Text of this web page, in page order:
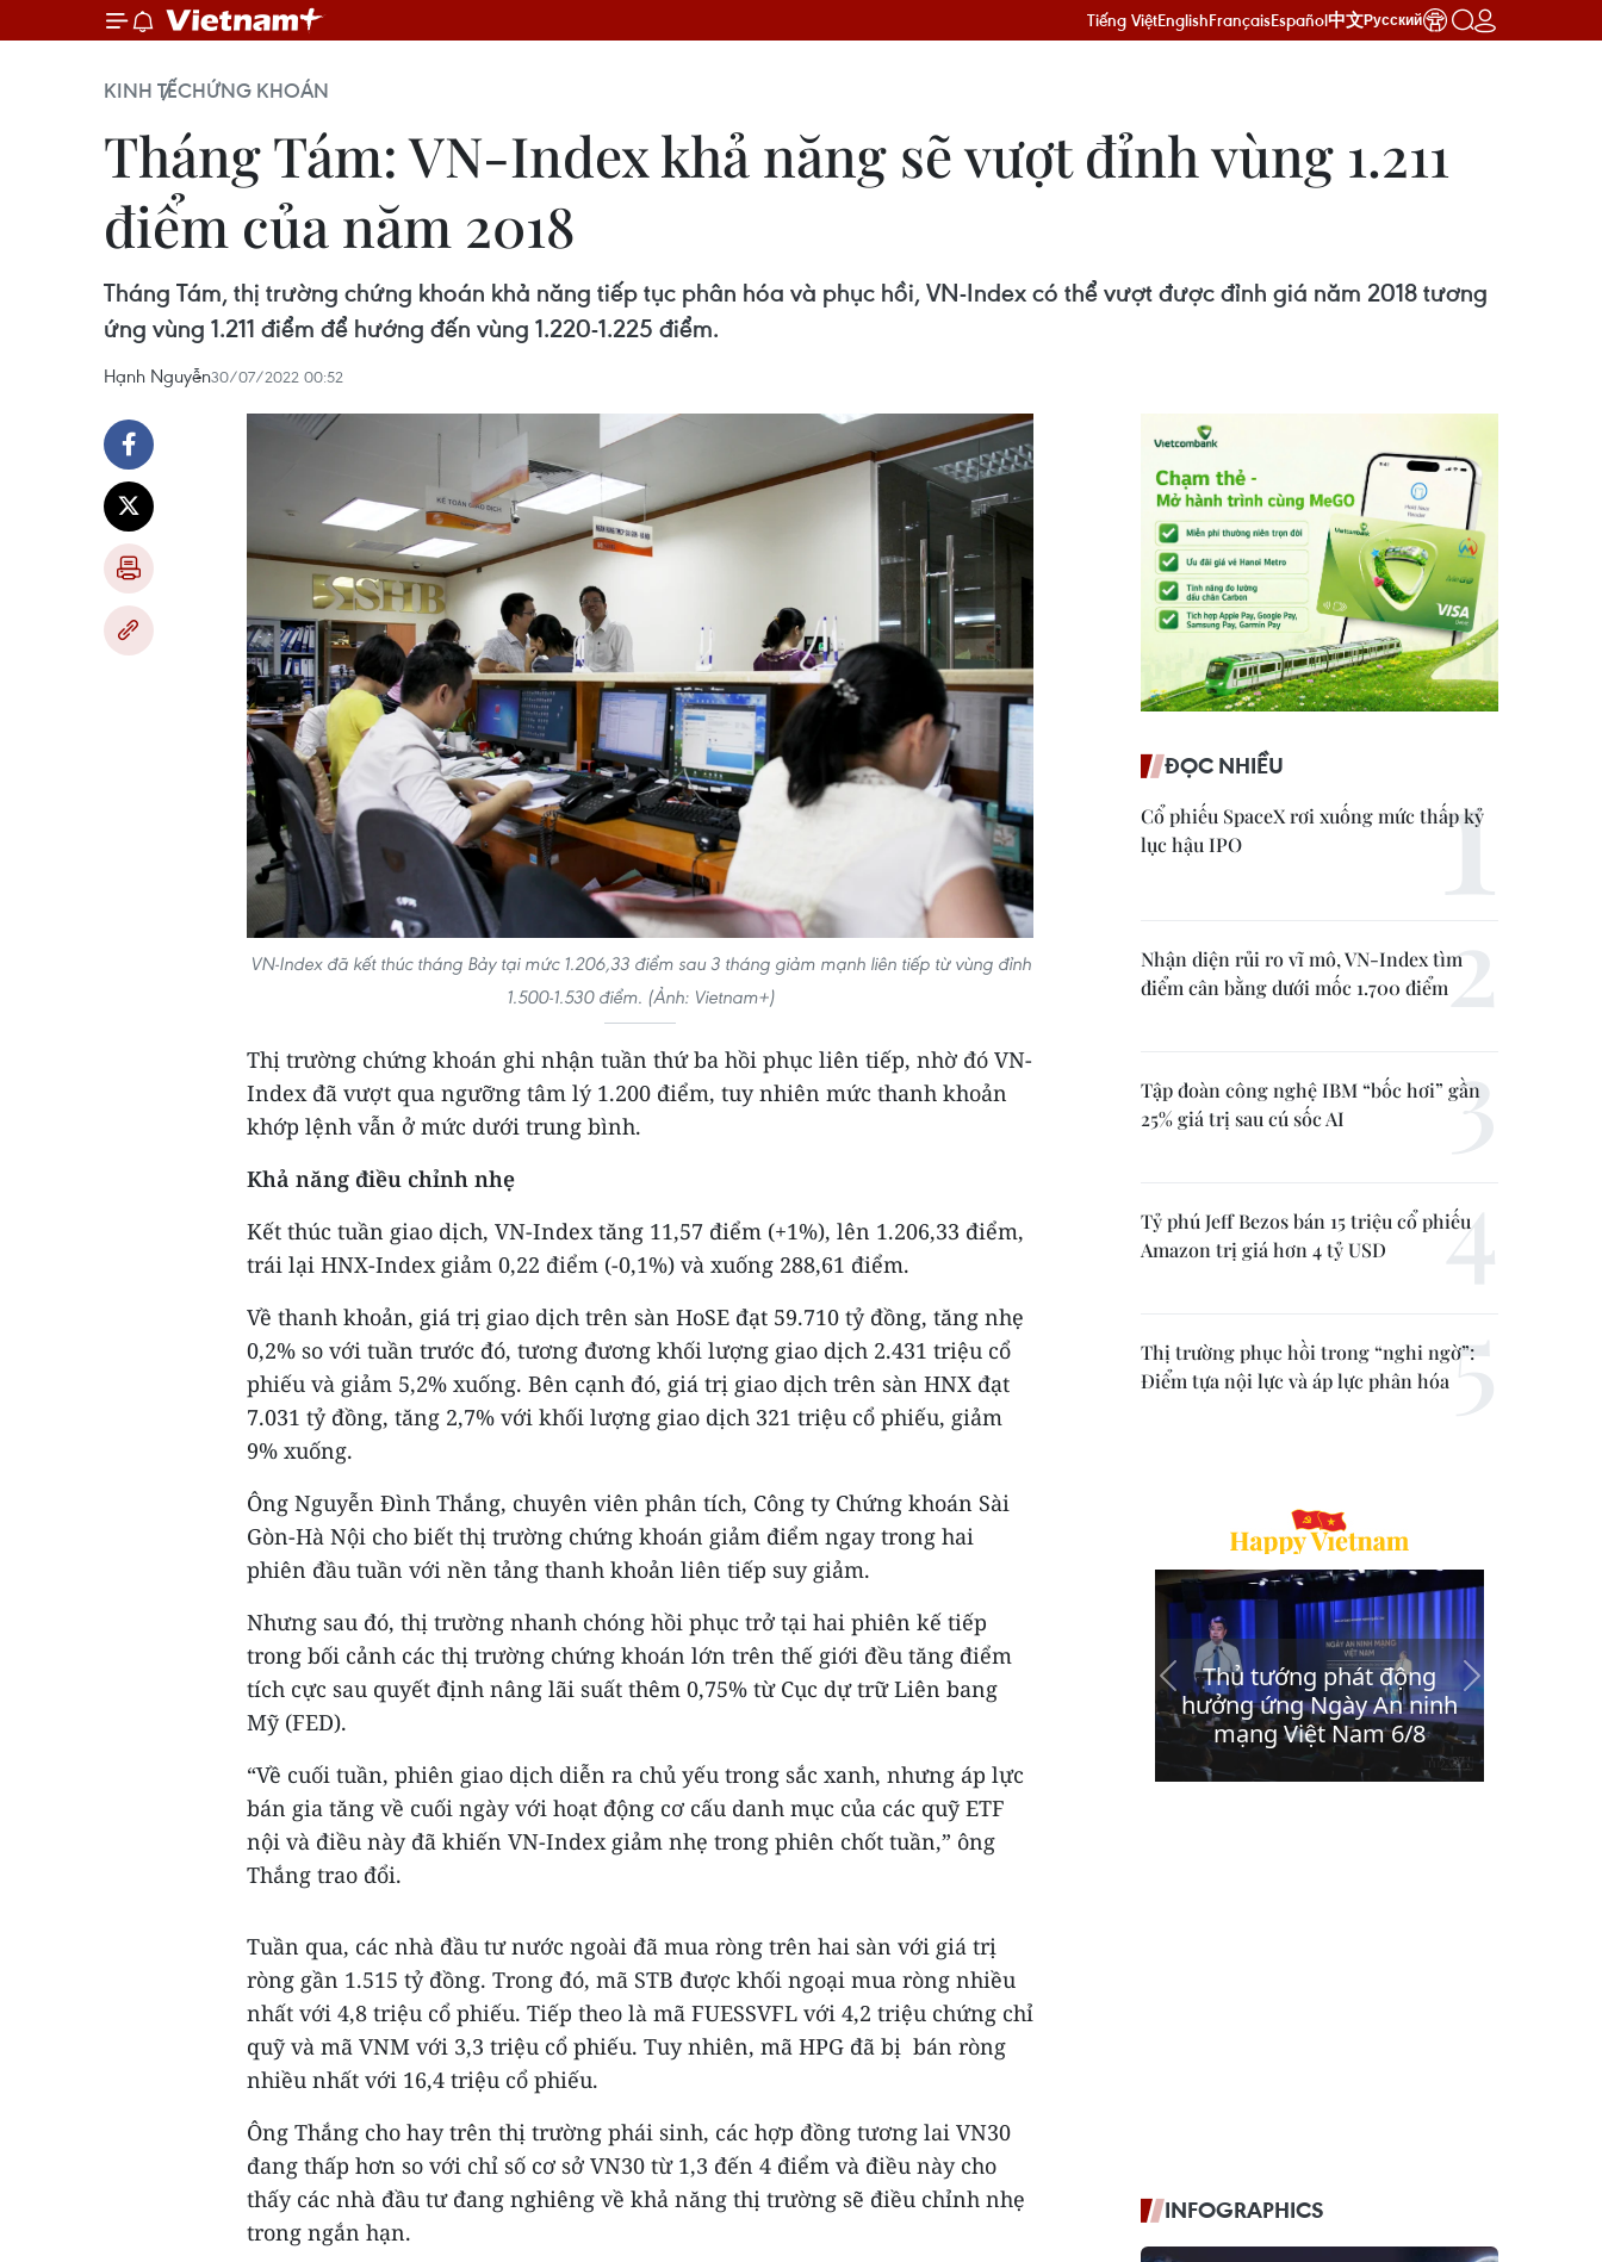
Tiếng ViệtEnglishFrançaisEspañol中文Русский
KINH TẾCHỨNG KHOÁN
Tháng Tám: VN-Index khả năng sẽ vượt đỉnh vùng 1.211
điểm của năm 2018
Tháng Tám, thị trường chứng khoán khả năng tiếp tục phân hóa và phục hồi, VN-Index có thể vượt được đỉnh giá năm 2018 tương
ứng vùng 1.211 điểm để hướng đến vùng 1.220-1.225 điểm.
Hạnh Nguyễn30/07/2022 00:52
VN-Index đã kết thúc tháng Bảy tại mức 1.206,33 điểm sau 3 tháng giảm mạnh liên tiếp từ vùng đỉnh
1.500-1.530 điểm. (Ảnh: Vietnam+)
Thị trường chứng khoán ghi nhận tuần thứ ba hồi phục liên tiếp, nhờ đó VN-
Index đã vượt qua ngưỡng tâm lý 1.200 điểm, tuy nhiên mức thanh khoản
khớp lệnh vẫn ở mức dưới trung bình.
Khả năng điều chỉnh nhẹ
Kết thúc tuần giao dịch, VN-Index tăng 11,57 điểm (+1%), lên 1.206,33 điểm,
trái lại HNX-Index giảm 0,22 điểm (-0,1%) và xuống 288,61 điểm.
Về thanh khoản, giá trị giao dịch trên sàn HoSE đạt 59.710 tỷ đồng, tăng nhẹ
0,2% so với tuần trước đó, tương đương khối lượng giao dịch 2.431 triệu cổ
phiếu và giảm 5,2% xuống. Bên cạnh đó, giá trị giao dịch trên sàn HNX đạt
7.031 tỷ đồng, tăng 2,7% với khối lượng giao dịch 321 triệu cổ phiếu, giảm
9% xuống.
Ông Nguyễn Đình Thắng, chuyên viên phân tích, Công ty Chứng khoán Sài
Gòn-Hà Nội cho biết thị trường chứng khoán giảm điểm ngay trong hai
phiên đầu tuần với nền tảng thanh khoản liên tiếp suy giảm.
Nhưng sau đó, thị trường nhanh chóng hồi phục trở tại hai phiên kế tiếp
trong bối cảnh các thị trường chứng khoán lớn trên thế giới đều tăng điểm
tích cực sau quyết định nâng lãi suất thêm 0,75% từ Cục dự trữ Liên bang
Mỹ (FED).
“Về cuối tuần, phiên giao dịch diễn ra chủ yếu trong sắc xanh, nhưng áp lực
bán gia tăng về cuối ngày với hoạt động cơ cấu danh mục của các quỹ ETF
nội và điều này đã khiến VN-Index giảm nhẹ trong phiên chốt tuần,” ông
Thắng trao đổi.
Tuần qua, các nhà đầu tư nước ngoài đã mua ròng trên hai sàn với giá trị
ròng gần 1.515 tỷ đồng. Trong đó, mã STB được khối ngoại mua ròng nhiều
nhất với 4,8 triệu cổ phiếu. Tiếp theo là mã FUESSVFL với 4,2 triệu chứng chỉ
quỹ và mã VNM với 3,3 triệu cổ phiếu. Tuy nhiên, mã HPG đã bị bán ròng
nhiều nhất với 16,4 triệu cổ phiếu.
Ông Thắng cho hay trên thị trường phái sinh, các hợp đồng tương lai VN30
đang thấp hơn so với chỉ số cơ sở VN30 từ 1,3 đến 4 điểm và điều này cho
thấy các nhà đầu tư đang nghiêng về khả năng thị trường sẽ điều chỉnh nhẹ
trong ngắn hạn.
ĐỌC NHIỀU
Cổ phiếu SpaceX rơi xuống mức thấp kỷ
lục hậu IPO
Nhận diện rủi ro vĩ mô, VN-Index tìm
điểm cân bằng dưới mốc 1.700 điểm
Tập đoàn công nghệ IBM “bốc hơi” gần
25% giá trị sau cú sốc AI
Tỷ phú Jeff Bezos bán 15 triệu cổ phiếu
Amazon trị giá hơn 4 tỷ USD
Thị trường phục hồi trong “nghi ngờ”:
Điểm tựa nội lực và áp lực phân hóa
INFOGRAPHICS